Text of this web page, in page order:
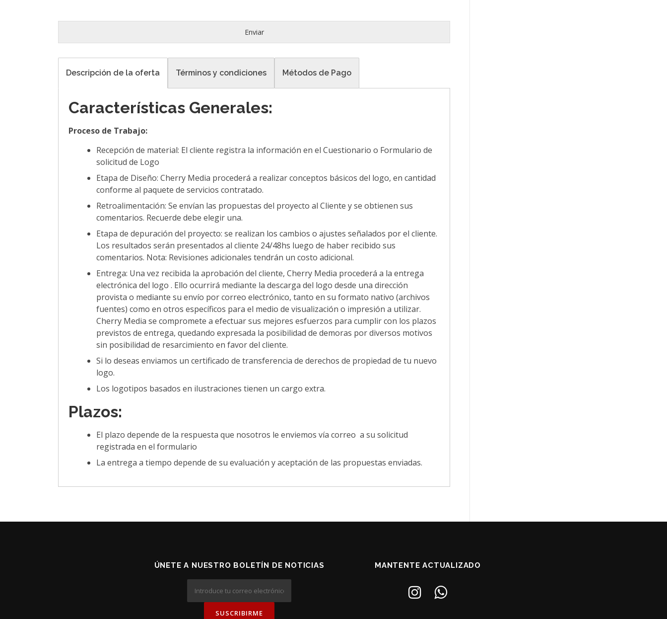
Enviar
Descripción de la oferta Términos y condiciones Métodos de Pago
Características Generales:
Proceso de Trabajo:
Recepción de material: El cliente registra la información en el Cuestionario o Formulario de
solicitud de Logo
Etapa de Diseño: Cherry Media procederá a realizar conceptos básicos del logo, en cantidad
conforme al paquete de servicios contratado.
Retroalimentación: Se envían las propuestas del proyecto al Cliente y se obtienen sus
comentarios. Recuerde debe elegir una.
Etapa de depuración del proyecto: se realizan los cambios o ajustes señalados por el cliente.
Los resultados serán presentados al cliente 24/48hs luego de haber recibido sus
comentarios. Nota: Revisiones adicionales tendrán un costo adicional.
Entrega: Una vez recibida la aprobación del cliente, Cherry Media procederá a la entrega
electrónica del logo . Ello ocurrirá mediante la descarga del logo desde una dirección
provista o mediante su envío por correo electrónico, tanto en su formato nativo (archivos
fuentes) como en otros específicos para el medio de visualización o impresión a utilizar.
Cherry Media se compromete a efectuar sus mejores esfuerzos para cumplir con los plazos
previstos de entrega, quedando expresada la posibilidad de demoras por diversos motivos
sin posibilidad de resarcimiento en favor del cliente.
Si lo deseas enviamos un certificado de transferencia de derechos de propiedad de tu nuevo
logo.
Los logotipos basados en ilustraciones tienen un cargo extra.
Plazos:
El plazo depende de la respuesta que nosotros le enviemos vía correo a su solicitud
registrada en el formulario
La entrega a tiempo depende de su evaluación y aceptación de las propuestas enviadas.
ÚNETE A NUESTRO BOLETÍN DE NOTICIAS MANTENTE ACTUALIZADO